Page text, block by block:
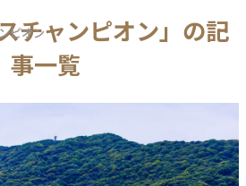
ピオン
チャンピオン」の記
事一覧